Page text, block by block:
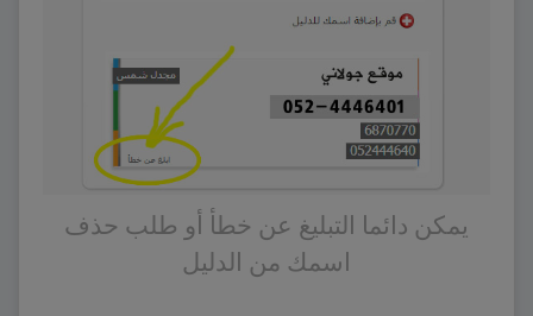
يمكن دائما التبليغ عن خطأ أو طلب حذف
اسمك من الدليل